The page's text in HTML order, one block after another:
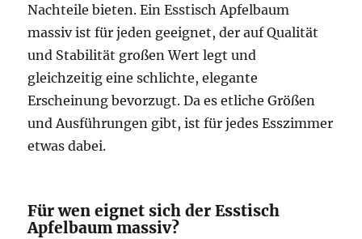
Nachteile bieten. Ein Esstisch Apfelbaum
massiv ist für jeden geeignet, der auf Qualität
und Stabilität großen Wert legt und
gleichzeitig eine schlichte, elegante
Erscheinung bevorzugt. Da es etliche Größen
und Ausführungen gibt, ist für jedes Esszimmer
etwas dabei.
Für wen eignet sich der Esstisch
Apfelbaum massiv?